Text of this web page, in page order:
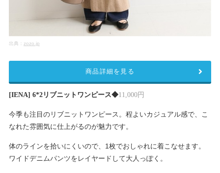
出典： zozo.jp
[IENA] 6*2リブニットワンピース◆11,000円
今季も注目のリブニットワンピース。程よいカジュアル感で、こ
なれた雰囲気に仕上がるのが魅力です。
体のラインを拾いにくいので、1枚でおしゃれに着こなせます。
ワイドデニムパンツをレイヤードして大人っぽく。
商品詳細を見る